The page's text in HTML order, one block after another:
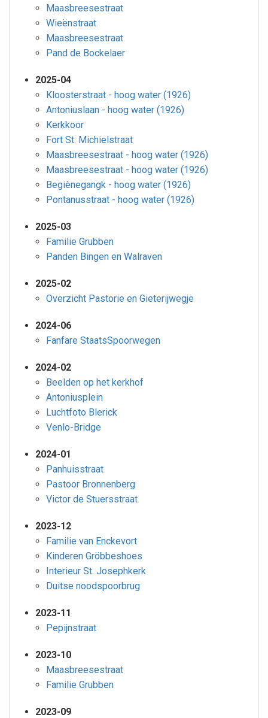
Maasbreesestraat
Wieënstraat
Maasbreesestraat
Pand de Bockelaer
2025-04
Kloosterstraat - hoog water (1926)
Antoniuslaan - hoog water (1926)
Kerkkoor
Fort St. Michielstraat
Maasbreesestraat - hoog water (1926)
Maasbreesestraat - hoog water (1926)
Begiènegangk - hoog water (1926)
Pontanusstraat - hoog water (1926)
2025-03
Familie Grubben
Panden Bingen en Walraven
2025-02
Overzicht Pastorie en Gieterijwegje
2024-06
Fanfare StaatsSpoorwegen
2024-02
Beelden op het kerkhof
Antoniusplein
Luchtfoto Blerick
Venlo-Bridge
2024-01
Panhuisstraat
Pastoor Bronnenberg
Victor de Stuersstraat
2023-12
Familie van Enckevort
Kinderen Gröbbeshoes
Interieur St. Josephkerk
Duitse noodspoorbrug
2023-11
Pepijnstraat
2023-10
Maasbreesestraat
Familie Grubben
2023-09